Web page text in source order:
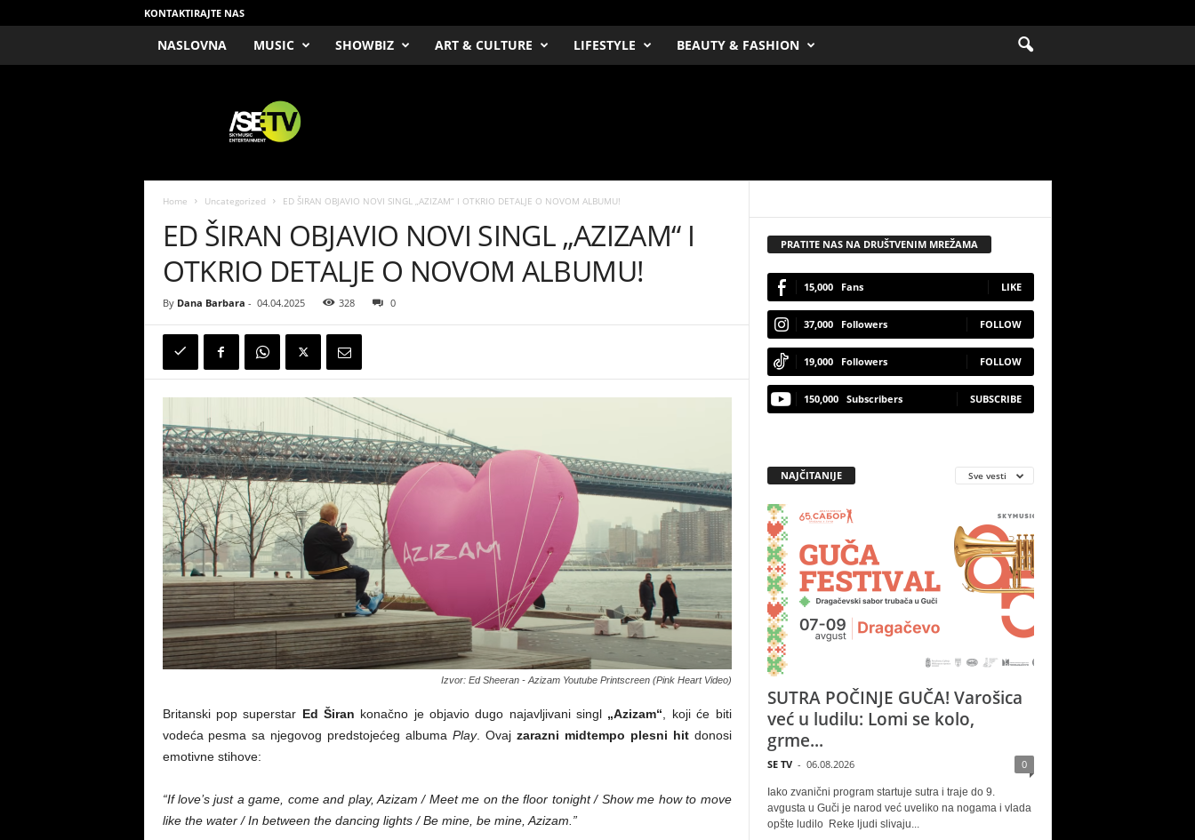
KONTAKTIRAJTE NAS
NASLOVNA MUSIC SHOWBIZ ART & CULTURE LIFESTYLE BEAUTY & FASHION
Home Uncategorized ED ŠIRAN OBJAVIO NOVI SINGL „AZIZAM“ I OTKRIO DETALJE O NOVOM ALBUMU!
ED ŠIRAN OBJAVIO NOVI SINGL „AZIZAM“ I
OTKRIO DETALJE O NOVOM ALBUMU!
By Dana Barbara - 04.04.2025 328 0
Izvor: Ed Sheeran - Azizam Youtube Printscreen (Pink Heart Video)
Britanski pop superstar Ed Širan konačno je objavio dugo najavljivani singl „Azizam“ , koji će biti
vodeća pesma sa njegovog predstojećeg albuma Play. Ovaj zarazni midtempo plesni hitdonosi
emotivne stihove:
“If love’s just a game, come and play, Azizam / Meet me on the floor tonight / Show me how to move
like the water / In between the dancing lights / Be mine, be mine, Azizam.”
PRATITE NAS NA DRUŠTVENIM MREŽAMA
15,000 Fans LIKE
37,000 Followers FOLLOW
19,000 Followers FOLLOW
150,000 Subscribers SUBSCRIBE
NAJČITANIJE Sve vesti
SUTRA POČINJE GUČA! Varošica
već u ludilu: Lomi se kolo,
grme...
SE TV - 06.08.2026 0
Iako zvanični program startuje sutra i traje do 9.
avgusta u Guči je narod već uveliko na nogama i vlada
opšte ludilo Reke ljudi slivaju...